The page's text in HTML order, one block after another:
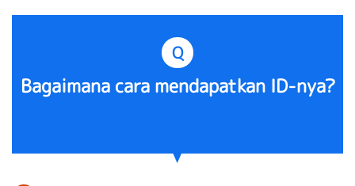
Q
Bagaimana cara mendapatkan ID-nya?